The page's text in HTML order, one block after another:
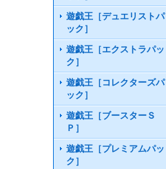
遊戯王［デュエリストパ
ック］
遊戯王［エクストラパッ
ク］
遊戯王［コレクターズパ
ック］
遊戯王［ブースターＳ
Ｐ］
遊戯王［プレミアムパッ
ク］